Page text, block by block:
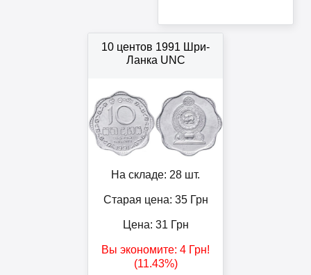
10 центов 1991 Шри-
Ланка UNC
На складе: 28 шт.
Старая цена: 35Грн
Цена: 31 Грн
Вы экономите: 4 Грн!
(11.43%)